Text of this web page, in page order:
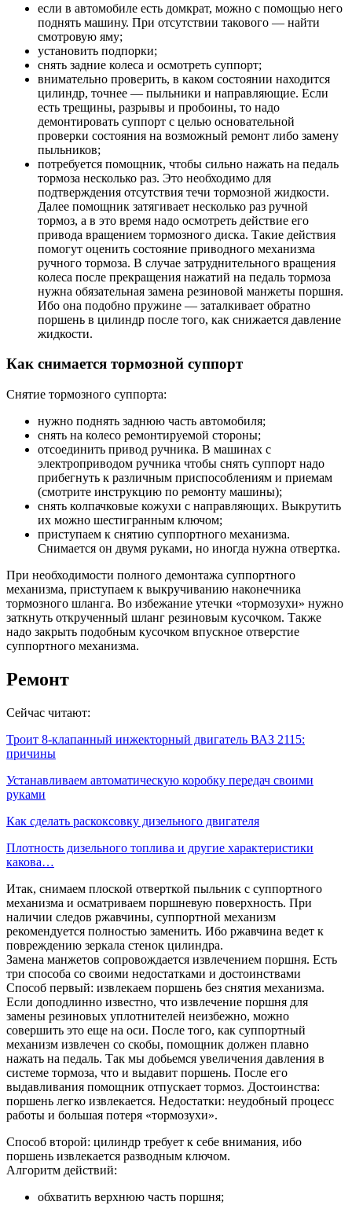
если в автомобиле есть домкрат, можно с помощью него
поднять машину. При отсутствии такового — найти
смотровую яму;
установить подпорки;
снять задние колеса и осмотреть суппорт;
внимательно проверить, в каком состоянии находится
цилиндр, точнее — пыльники и направляющие. Если
есть трещины, разрывы и пробоины, то надо
демонтировать суппорт с целью основательной
проверки состояния на возможный ремонт либо замену
пыльников;
потребуется помощник, чтобы сильно нажать на педаль
тормоза несколько раз. Это необходимо для
подтверждения отсутствия течи тормозной жидкости.
Далее помощник затягивает несколько раз ручной
тормоз, а в это время надо осмотреть действие его
привода вращением тормозного диска. Такие действия
помогут оценить состояние приводного механизма
ручного тормоза. В случае затруднительного вращения
колеса после прекращения нажатий на педаль тормоза
нужна обязательная замена резиновой манжеты поршня.
Ибо она подобно пружине — заталкивает обратно
поршень в цилиндр после того, как снижается давление
жидкости.
Как снимается тормозной суппорт
Снятие тормозного суппорта:
нужно поднять заднюю часть автомобиля;
снять на колесо ремонтируемой стороны;
отсоединить привод ручника. В машинах с
электроприводом ручника чтобы снять суппорт надо
прибегнуть к различным приспособлениям и приемам
(смотрите инструкцию по ремонту машины);
снять колпачковые кожухи с направляющих. Выкрутить
их можно шестигранным ключом;
приступаем к снятию суппортного механизма.
Снимается он двумя руками, но иногда нужна отвертка.
При необходимости полного демонтажа суппортного
механизма, приступаем к выкручиванию наконечника
тормозного шланга. Во избежание утечки «тормозухи» нужно
заткнуть открученный шланг резиновым кусочком. Также
надо закрыть подобным кусочком впускное отверстие
суппортного механизма.
Ремонт
Сейчас читают:
Троит 8-клапанный инжекторный двигатель ВАЗ 2115:
причины
Устанавливаем автоматическую коробку передач своими
руками
Как сделать раскоксовку дизельного двигателя
Плотность дизельного топлива и другие характеристики
какова…
Итак, снимаем плоской отверткой пыльник с суппортного
механизма и осматриваем поршневую поверхность. При
наличии следов ржавчины, суппортной механизм
рекомендуется полностью заменить. Ибо ржавчина ведет к
повреждению зеркала стенок цилиндра.
Замена манжетов сопровождается извлечением поршня. Есть
три способа со своими недостатками и достоинствами
Способ первый: извлекаем поршень без снятия механизма.
Если доподлинно известно, что извлечение поршня для
замены резиновых уплотнителей неизбежно, можно
совершить это еще на оси. После того, как суппортный
механизм извлечен со скобы, помощник должен плавно
нажать на педаль. Так мы добьемся увеличения давления в
системе тормоза, что и выдавит поршень. После его
выдавливания помощник отпускает тормоз. Достоинства:
поршень легко извлекается. Недостатки: неудобный процесс
работы и большая потеря «тормозухи».
Способ второй: цилиндр требует к себе внимания, ибо
поршень извлекается разводным ключом.
Алгоритм действий:
обхватить верхнюю часть поршня;